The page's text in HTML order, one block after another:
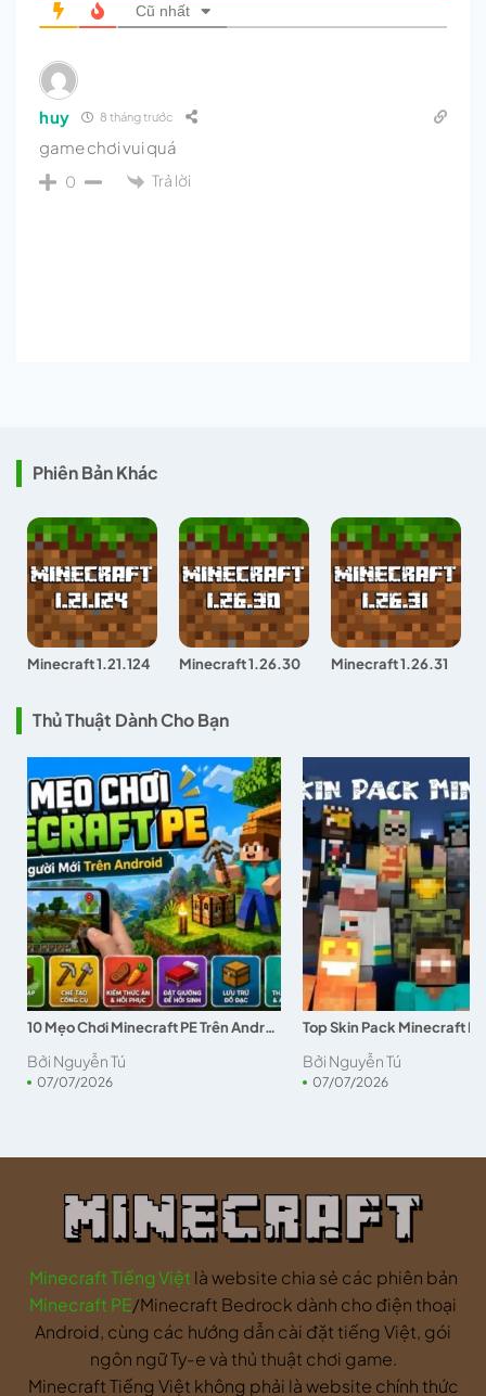
Cũ nhất
huy 8 tháng trước
game chơi vui quá
0 Trả lời
Phiên Bản Khác
Minecraft 1.21.124 Minecraft 1.26.30 Minecraft 1.26.31
Thủ Thuật Dành Cho Bạn
10 Mẹo Chơi Minecraft PE Trên Android Cho Người Mới
Bởi Nguyễn Tú
07/07/2026
Bởi Nguyễn Tú
07/07/2026
Minecraft Tiếng Việt là website chia sẻ các phiên bản
Minecraft PE/Minecraft Bedrock dành cho điện thoại
Android, cùng các hướng dẫn cài đặt tiếng Việt, gói
ngôn ngữ Ty-e và thủ thuật chơi game.
Minecraft Tiếng Việt không phải là website chính thức